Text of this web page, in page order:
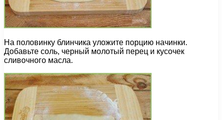
На половинку блинчика уложите порцию начинки.
Добавьте соль, черный молотый перец и кусочек
сливочного масла.